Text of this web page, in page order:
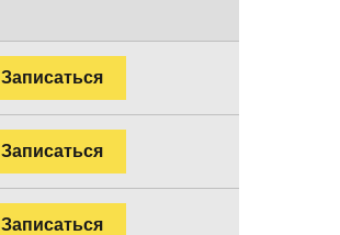
Записаться
Записаться
Записаться